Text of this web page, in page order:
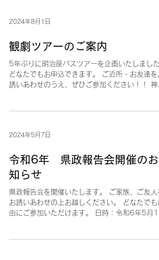
2024年8月1日
観劇ツアーのご案内
川県議会議員やなぎした剛後援会女性部主催 「
(水)...
2024年5月7日
令和6年 県政報告会開催のお
知らせ